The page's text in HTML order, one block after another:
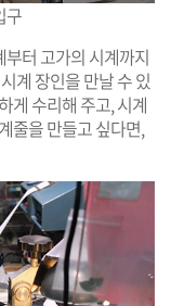
구
터 고가의 시계까지
계 장인을 만날 수 있
게 수리해 주고, 시계
줄을 만들고 싶다면,